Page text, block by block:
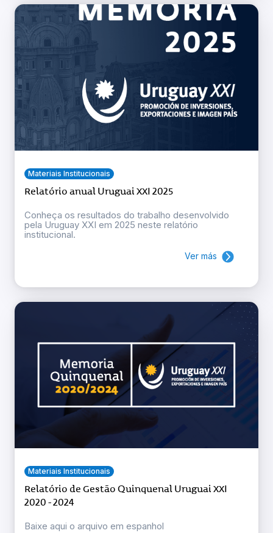
Materiais Institucionais
Relatório anual Uruguai XXI 2025
Conheça os resultados do trabalho desenvolvido
pela Uruguay XXI em 2025 neste relatório
institucional.
Ver más
Materiais Institucionais
Relatório de Gestão Quinquenal Uruguai XXI
2020 - 2024
Baixe aqui o arquivo em espanhol